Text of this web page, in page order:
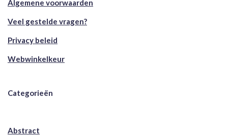
Algemene voorwaarden
Veel gestelde vragen?
Privacy beleid
Webwinkelkeur
Categorieën
Abstract